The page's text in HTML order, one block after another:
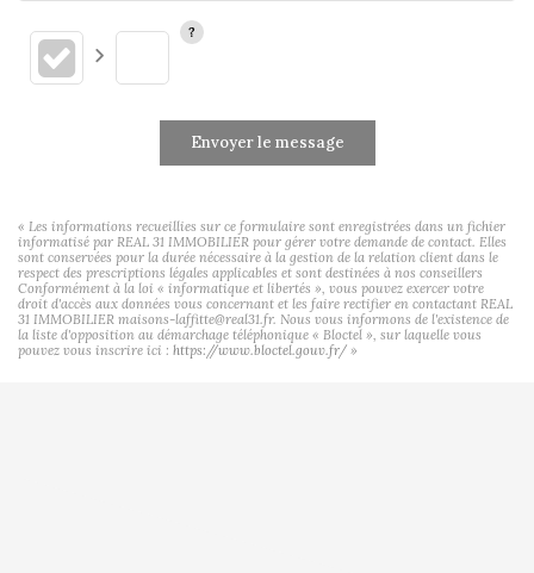
Envoyer le message
« Les informations recueillies sur ce formulaire sont enregistrées dans un fichier
informatisé par REAL 31 IMMOBILIER pour gérer votre demande de contact. Elles
sont conservées pour la durée nécessaire à la gestion de la relation client dans le
respect des prescriptions légales applicables et sont destinées à nos conseillers
Conformément à la loi « informatique et libertés », vous pouvez exercer votre
droit d'accès aux données vous concernant et les faire rectifier en contactant REAL
31 IMMOBILIER maisons-laffitte@real31.fr. Nous vous informons de l'existence de
la liste d'opposition au démarchage téléphonique « Bloctel », sur laquelle vous
pouvez vous inscrire ici : https://www.bloctel.gouv.fr/ »